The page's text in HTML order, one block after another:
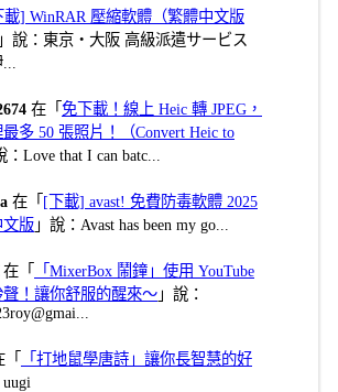
載] WinRAR 壓縮軟體（繁體中文版
」說：東京・大阪 高級派遣サービス
在「免下載！線上 Heic 轉 JPEG，
多 50 張照片！（Convert Heic to
：Love that I can batc...
在「 [下載] avast! 免費防毒軟體 2025
文版 」說：Avast has been my go...
在「
「MixerBox 鬧鐘」使用 YouTube
！讓你舒服的醒來～ 」說：
「
「打地鼠學唐詩」讓你長智慧的好
uugi